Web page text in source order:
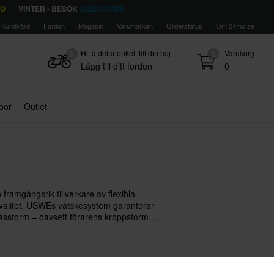
VINTER - BESÖK SLEDSTORE
Kundvård Fordon Magasin Varumärken Orderstatus Om 24mx.se
0 Varukorg
0
Hitta delar enkelt till din hoj
Lägg till ditt fordon
Outlet
framgångsrik tillverkare av flexibla
USWEs vätskesystem garanterar
– oavsett förarens kroppsform –